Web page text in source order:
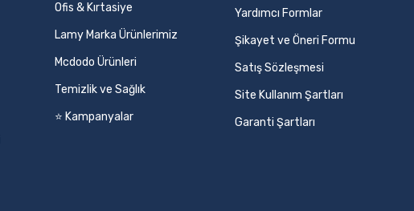
Ofis & Kırtasiye
Lamy Marka Ürünlerimiz
Mcdodo Ürünleri
Temizlik ve Sağlık
⭐ Kampanyalar
Yardımcı Formlar
Şikayet ve Öneri Formu
Satış Sözleşmesi
Site Kullanım Şartları
Garanti Şartları